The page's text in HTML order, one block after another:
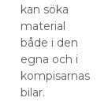
kan söka
material
både i den
egna och i
kompisarnas
bilar.